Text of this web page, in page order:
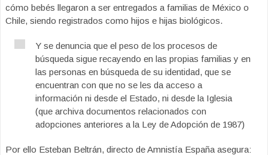
cómo bebés llegaron a ser entregados a familias de México o
Chile, siendo registrados como hijos e hijas biológicos.
Y se denuncia que el peso de los procesos de
búsqueda sigue recayendo en las propias familias y en
las personas en búsqueda de su identidad, que se
encuentran con que no se les da acceso a
información ni desde el Estado, ni desde la Iglesia
(que archiva documentos relacionados con
adopciones anteriores a la Ley de Adopción de 1987)
Por ello Esteban Beltrán, directo de Amnistía España asegura: